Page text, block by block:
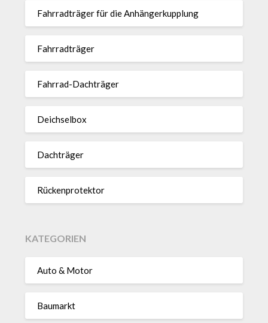
Fahr­rad­träger für die Anhän­ger­kup­p­lung
Fahr­rad­träger
Fahrrad-Dach­träger
Deich­selbox
Dach­träger
Rücken­pro­tektor
KATEGORIEN
Auto & Motor
Baumarkt